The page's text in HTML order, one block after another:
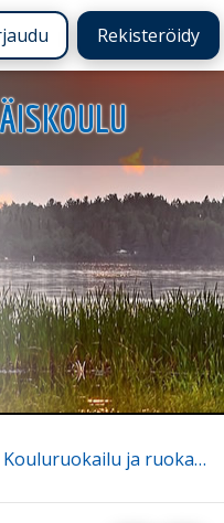
Rekisteröidy
Kouluruokailu ja ruokalistat